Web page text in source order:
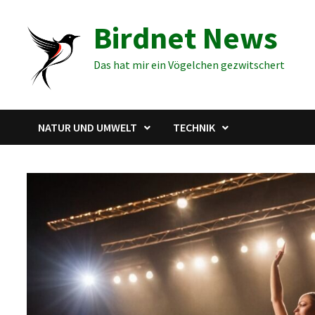
Inhalt
springen
Birdnet News
Das hat mir ein Vögelchen gezwitschert
NATUR UND UMWELT TECHNIK